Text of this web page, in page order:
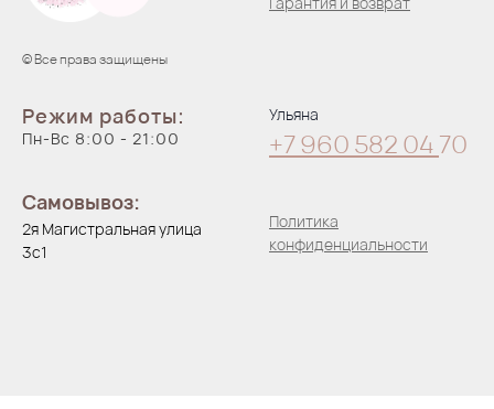
© Все права защищены
Режим работы:
Пн-Вс 8:00 - 21:00
Самовывоз:
2я Магистральная улица
3с1
Ульяна
+7 960 582 04 70
Политика
конфиденциальности